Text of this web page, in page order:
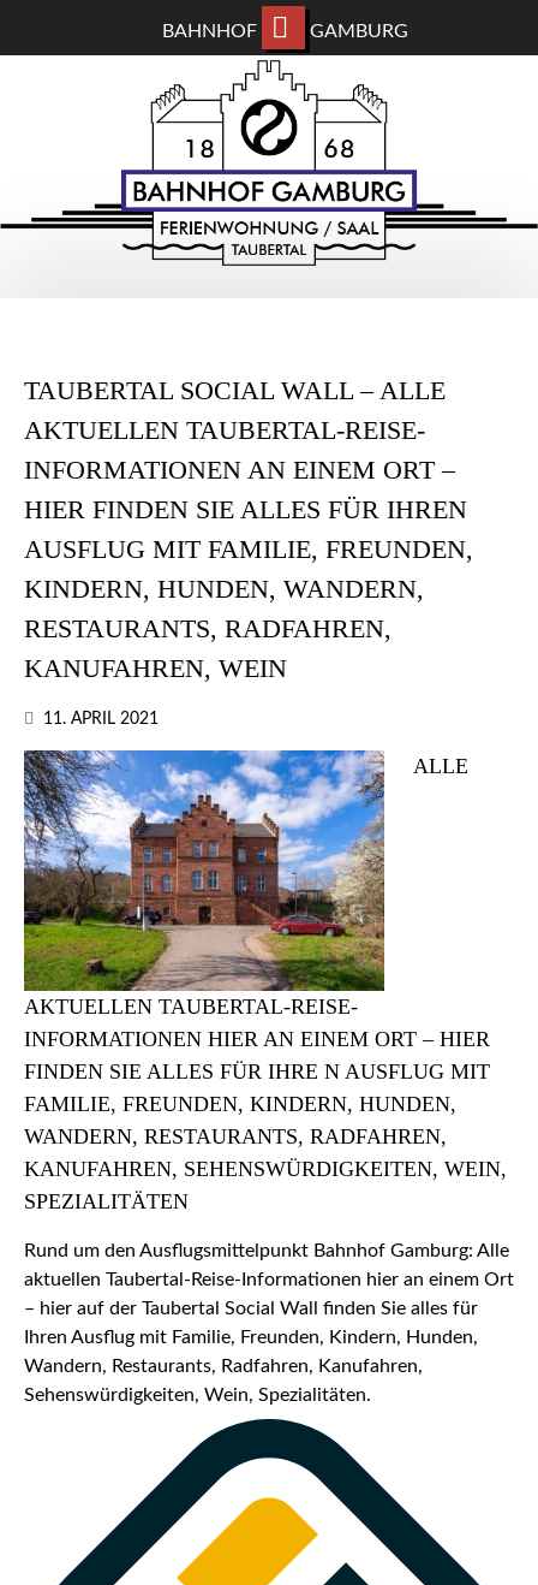
BAHNHOF GAMBURG
BAHNHOF GAMBURG
Ferienwohnung und Eventsaal im Taubertal
TAUBERTAL SOCIAL WALL – ALLE
AKTUELLEN TAUBERTAL-REISE-
INFORMATIONEN AN EINEM ORT –
HIER FINDEN SIE ALLES FÜR IHREN
AUSFLUG MIT FAMILIE, FREUNDEN,
KINDERN, HUNDEN, WANDERN,
RESTAURANTS, RADFAHREN,
KANUFAHREN, WEIN
11. APRIL 2021
ALLE
AKTUELLEN TAUBERTAL-REISE-
INFORMATIONEN HIER AN EINEM ORT – HIER
FINDEN SIE ALLES FÜR IHRE N AUSFLUG MIT
FAMILIE, FREUNDEN, KINDERN, HUNDEN,
WANDERN, RESTAURANTS, RADFAHREN,
KANUFAHREN, SEHENSWÜRDIGKEITEN, WEIN,
SPEZIALITÄTEN
Rund um den Ausflugsmittelpunkt Bahnhof Gamburg: Alle
aktuellen Taubertal-Reise-Informationen hier an einem Ort
– hier auf der Taubertal Social Wall finden Sie alles für
Ihren Ausflug mit Familie, Freunden, Kindern, Hunden,
Wandern, Restaurants, Radfahren, Kanufahren,
Sehenswürdigkeiten, Wein, Spezialitäten.